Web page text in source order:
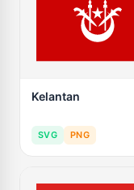
Kelantan
SVG PNG